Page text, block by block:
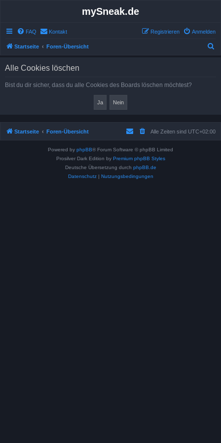
mySneak.de
FAQ Kontakt Anmelden
Registrieren
Startseite Foren-Übersicht
Alle Cookies löschen
Bist du dir sicher, dass du alle Cookies des Boards löschen möchtest?
Startseite Foren-Übersicht Alle Zeiten sind UTC+02:00
Powered by phpBB® Forum Software © phpBB Limited
Prosilver Dark Edition by Premium phpBB Styles
Deutsche Übersetzung durch phpBB.de
Datenschutz| Nutzungsbedingungen